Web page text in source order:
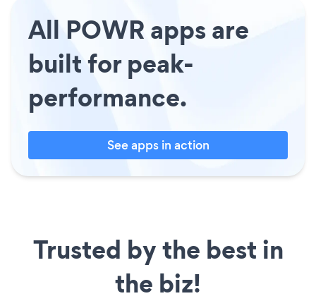
All POWR apps are
built for peak-
performance.
See apps in action
Trusted by the best in
the biz!